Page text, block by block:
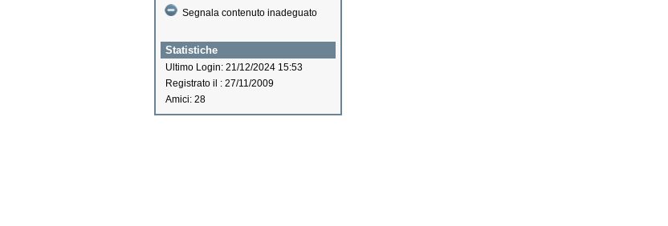
Segnala contenuto inadeguato
Statistiche
Ultimo Login: 21/12/2024 15:53
Registrato il : 27/11/2009
Amici: 28